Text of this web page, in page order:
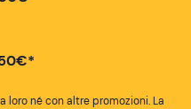
né con altre promozioni. La